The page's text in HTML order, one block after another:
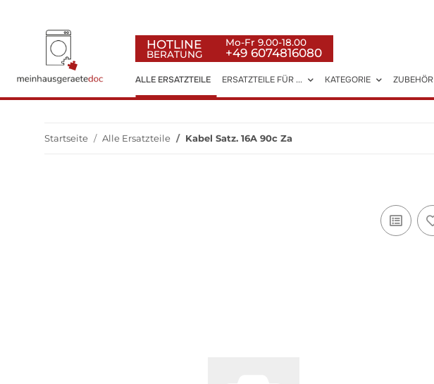
HOTLINE
BERATUNG
Mo-Fr 9.00-18.00
+49 6074816080
ALLE ERSATZTEILE ERSATZTEILE FÜR ... KATEGORIE ZUBEHÖR
Startseite Alle Ersatzteile Kabel Satz. 16A 90c Za